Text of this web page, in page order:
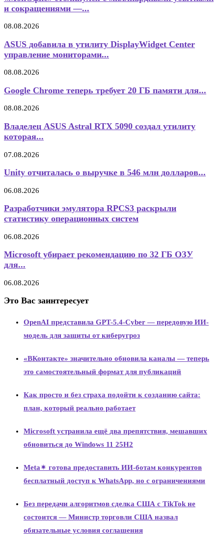
и сокращениями —...
08.08.2026
ASUS добавила в утилиту DisplayWidget Center
управление мониторами...
08.08.2026
Google Chrome теперь требует 20 ГБ памяти для...
08.08.2026
Владелец ASUS Astral RTX 5090 создал утилиту
которая...
07.08.2026
Unity отчиталась о выручке в 546 млн долларов...
06.08.2026
Разработчики эмулятора RPCS3 раскрыли
статистику операционных систем
06.08.2026
Microsoft убирает рекомендацию по 32 ГБ ОЗУ
для...
06.08.2026
Это Вас заинтересует
OpenAI представила GPT-5.4-Cyber — передовую ИИ-
модель для защиты от киберугроз
«ВКонтакте» значительно обновила каналы — теперь
это самостоятельный формат для публикаций
Как просто и без страха подойти к созданию сайта:
план, который реально работает
Microsoft устранила ещё два препятствия, мешавших
обновиться до Windows 11 25H2
Meta✴ готова предоставить ИИ-ботам конкурентов
бесплатный доступ к WhatsApp, но с ограничениями
Без передачи алгоритмов сделка США с TikTok не
состоится — Министр торговли США назвал
обязательные условия соглашения